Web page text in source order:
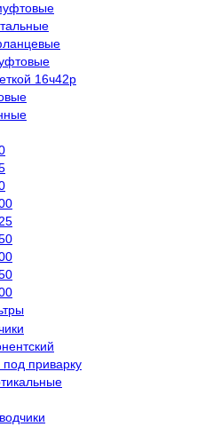
16ч42р
приварку